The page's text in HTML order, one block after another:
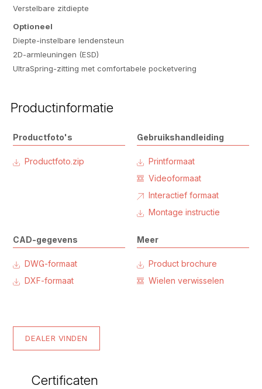
Verstelbare zitdiepte
Optioneel
Diepte-instelbare lendensteun
2D-armleuningen (ESD)
UltraSpring-zitting met comfortabele pocketvering
Productinformatie
Productfoto's
Productfoto.zip
Gebruikshandleiding
Printformaat
Videoformaat
Interactief formaat
Montage instructie
CAD-gegevens
DWG-formaat
DXF-formaat
Meer
Product brochure
Wielen verwisselen
DEALER VINDEN
Certificaten